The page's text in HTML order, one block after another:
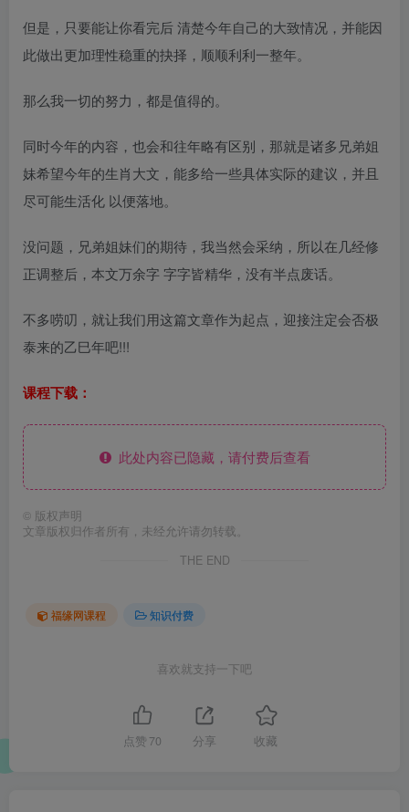
但是，只要能让你看完后 清楚今年自己的大致情况，并能因
此做出更加理性稳重的抉择，顺顺利利一整年。
那么我一切的努力，都是值得的。
同时今年的内容，也会和往年略有区别，那就是诸多兄弟姐
妹希望今年的生肖大文，能多给一些具体实际的建议，并且
尽可能生活化 以便落地。
没问题，兄弟姐妹们的期待，我当然会采纳，所以在几经修
正调整后，本文万余字 字字皆精华，没有半点废话。
不多唠叨，就让我们用这篇文章作为起点，迎接注定会否极
泰来的乙巳年吧!!!
课程下载：
此处内容已隐藏，请付费后查看
© 版权声明
文章版权归作者所有，未经允许请勿转载。
THE END
福缘网课程 知识付费
喜欢就支持一下吧
点赞 70 分享 收藏